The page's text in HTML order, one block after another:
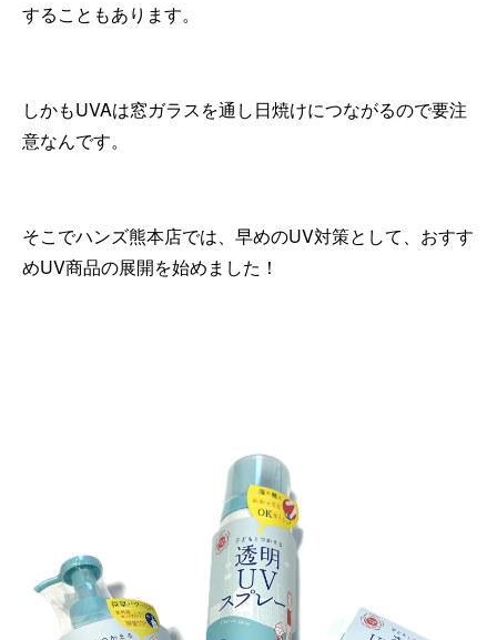
することもあります。
しかもUVAは窓ガラスを通し日焼けにつながるので要注
意なんです。
そこでハンズ熊本店では、早めのUV対策として、おすす
めUV商品の展開を始めました！